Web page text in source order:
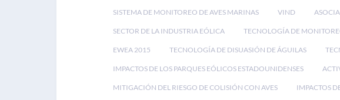
SISTEMA DE MONITOREO DE AVES MARINAS VIND
SECTOR DE LA INDUSTRIA EÓLICA TECNOLOGÍA DE
EWEA 2015 TECNOLOGÍA DE DISUASIÓN DE ÁGUILAS
IMPACTOS DE LOS PARQUES EÓLICOS ESTADOUNIDENSES
MITIGACIÓN DEL RIESGO DE COLISIÓN CON AVES IMPACTOS